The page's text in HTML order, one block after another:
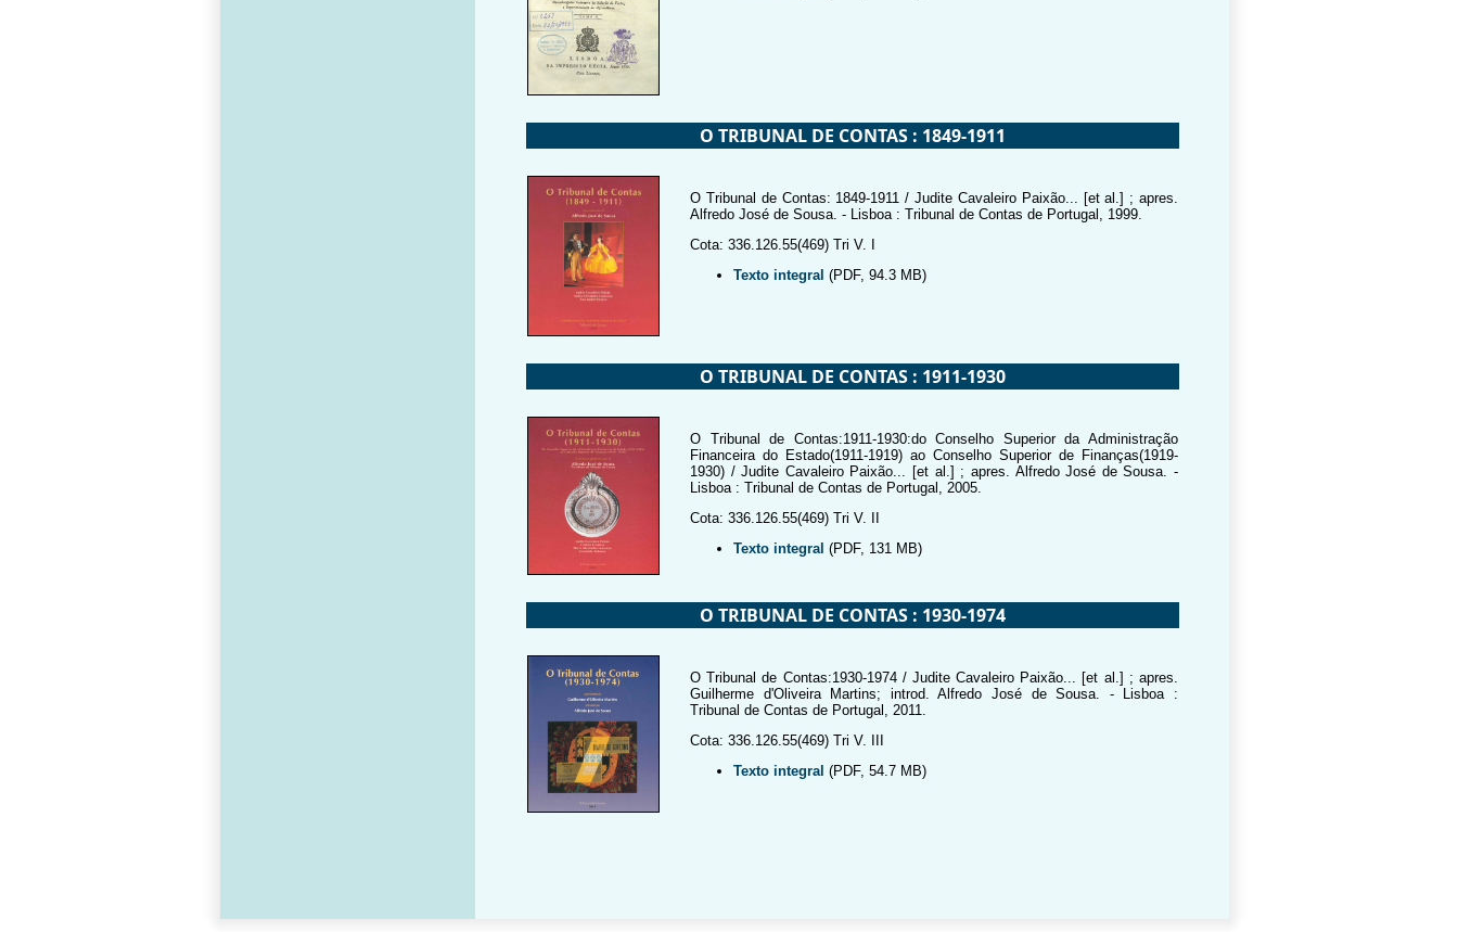
O TRIBUNAL DE CONTAS : 1849-1911
O Tribunal de Contas: 1849-1911 / Judite Cavaleiro Paixão... [et al.] ; apres.
Alfredo José de Sousa. - Lisboa : Tribunal de Contas de Portugal, 1999.
Cota: 336.126.55(469) Tri V. I
Texto integral (PDF, 94.3 MB)
O TRIBUNAL DE CONTAS : 1911-1930
O Tribunal de Contas:1911-1930:do Conselho Superior da Administração
Financeira do Estado(1911-1919) ao Conselho Superior de Finanças(1919-
1930) / Judite Cavaleiro Paixão... [et al.] ; apres. Alfredo José de Sousa. -
Lisboa : Tribunal de Contas de Portugal, 2005.
Cota: 336.126.55(469) Tri V. II
Texto integral (PDF, 131 MB)
O TRIBUNAL DE CONTAS : 1930-1974
O Tribunal de Contas:1930-1974 / Judite Cavaleiro Paixão... [et al.] ; apres.
Guilherme d'Oliveira Martins; introd. Alfredo José de Sousa. - Lisboa :
Tribunal de Contas de Portugal, 2011.
Cota: 336.126.55(469) Tri V. III
Texto integral (PDF, 54.7 MB)